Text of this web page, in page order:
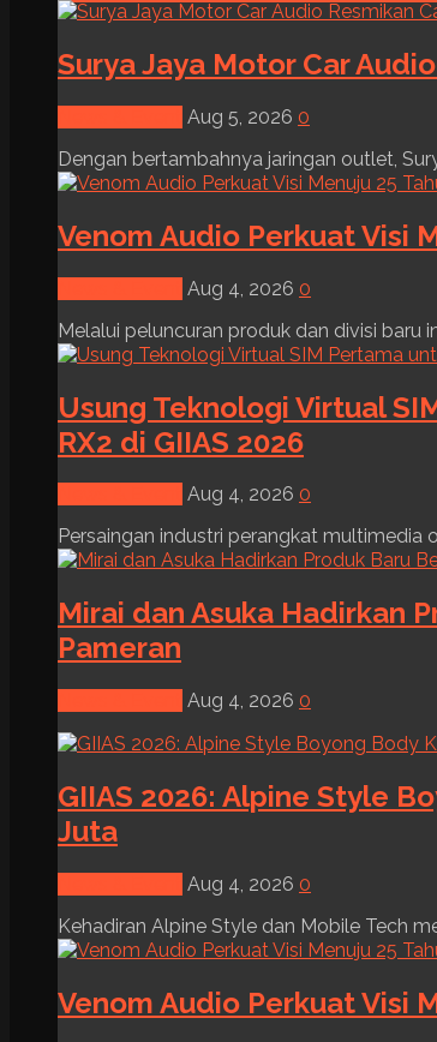
Surya Jaya Motor Car
Aug 5, 2026 0
Dengan bertambahnya jaringan outlet,
Venom Audio Perkuat Visi
Aug 4, 2026 0
Melalui peluncuran produk dan divisi baru
Usung Teknologi Virtual
RX2 di GIIAS 2026
Aug 4, 2026 0
Persaingan industri perangkat multimedia
Mirai dan Asuka Hadirkan
Pameran
Aug 4, 2026 0
GIIAS 2026: Alpine Style
Juta
Aug 4, 2026 0
Kehadiran Alpine Style dan Mobile Tech
Venom Audio Perkuat Visi